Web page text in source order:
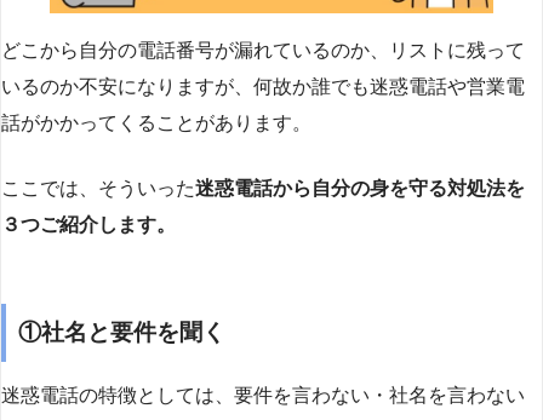
どこから自分の電話番号が漏れているのか、リストに残って
いるのか不安になりますが、何故か誰でも迷惑電話や営業電
話がかかってくることがあります。
ここでは、そういった迷惑電話から自分の身を守る対処法を
３つご紹介します。
①社名と要件を聞く
迷惑電話の特徴としては、要件を言わない・社名を言わない